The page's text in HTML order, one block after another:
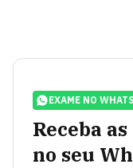
EXAME NO
Receba
no seu